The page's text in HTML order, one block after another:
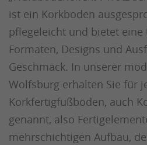
ist ein Korkboden
pflegeleicht und bietet eine
Formaten, Designs und
Geschmack. In unserer
Wolfsburg erhalten Sie für
Korkfertigfußböden, auch
genannt, also
mehrschichtigen Aufbau,